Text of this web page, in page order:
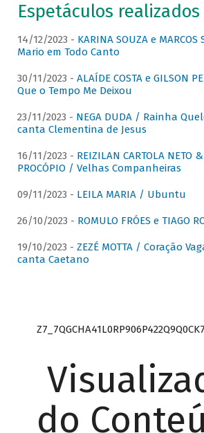
Espetáculos realizados
14/12/2023 - KARINA SOUZA e
Mario em Todo Canto
30/11/2023 - ALAÍDE COSTA e GILSON
Que o Tempo Me Deixou
23/11/2023 - NEGA DUDA / Rainha
canta Clementina de Jesus
16/11/2023 - REIZILAN CARTOLA NETO
PROCÓPIO / Velhas Companheiras
09/11/2023 - LEILA MARIA / Ubuntu
26/10/2023 - ROMULO FRÓES e TIAGO
19/10/2023 - ZEZÉ MOTTA / Coração
canta Caetano
Z7_7QGCHA41L0RP906P422Q9Q0CK7
do